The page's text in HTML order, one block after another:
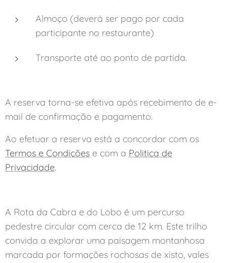
Almoço (deverá ser pago por cada
participante no restaurante)
Transporte até ao ponto de partida.
A reserva torna-se efetiva após recebimento de e-
mail de confirmação e pagamento.
Ao efetuar a reserva está a concordar com os
Termos e Condições e com a Politica de
Privacidade.
A Rota da Cabra e do Lobo é um percurso
pedestre circular com cerca de 12 km. Este trilho
convida a explorar uma paisagem montanhosa
marcada por formações rochosas de xisto, vales